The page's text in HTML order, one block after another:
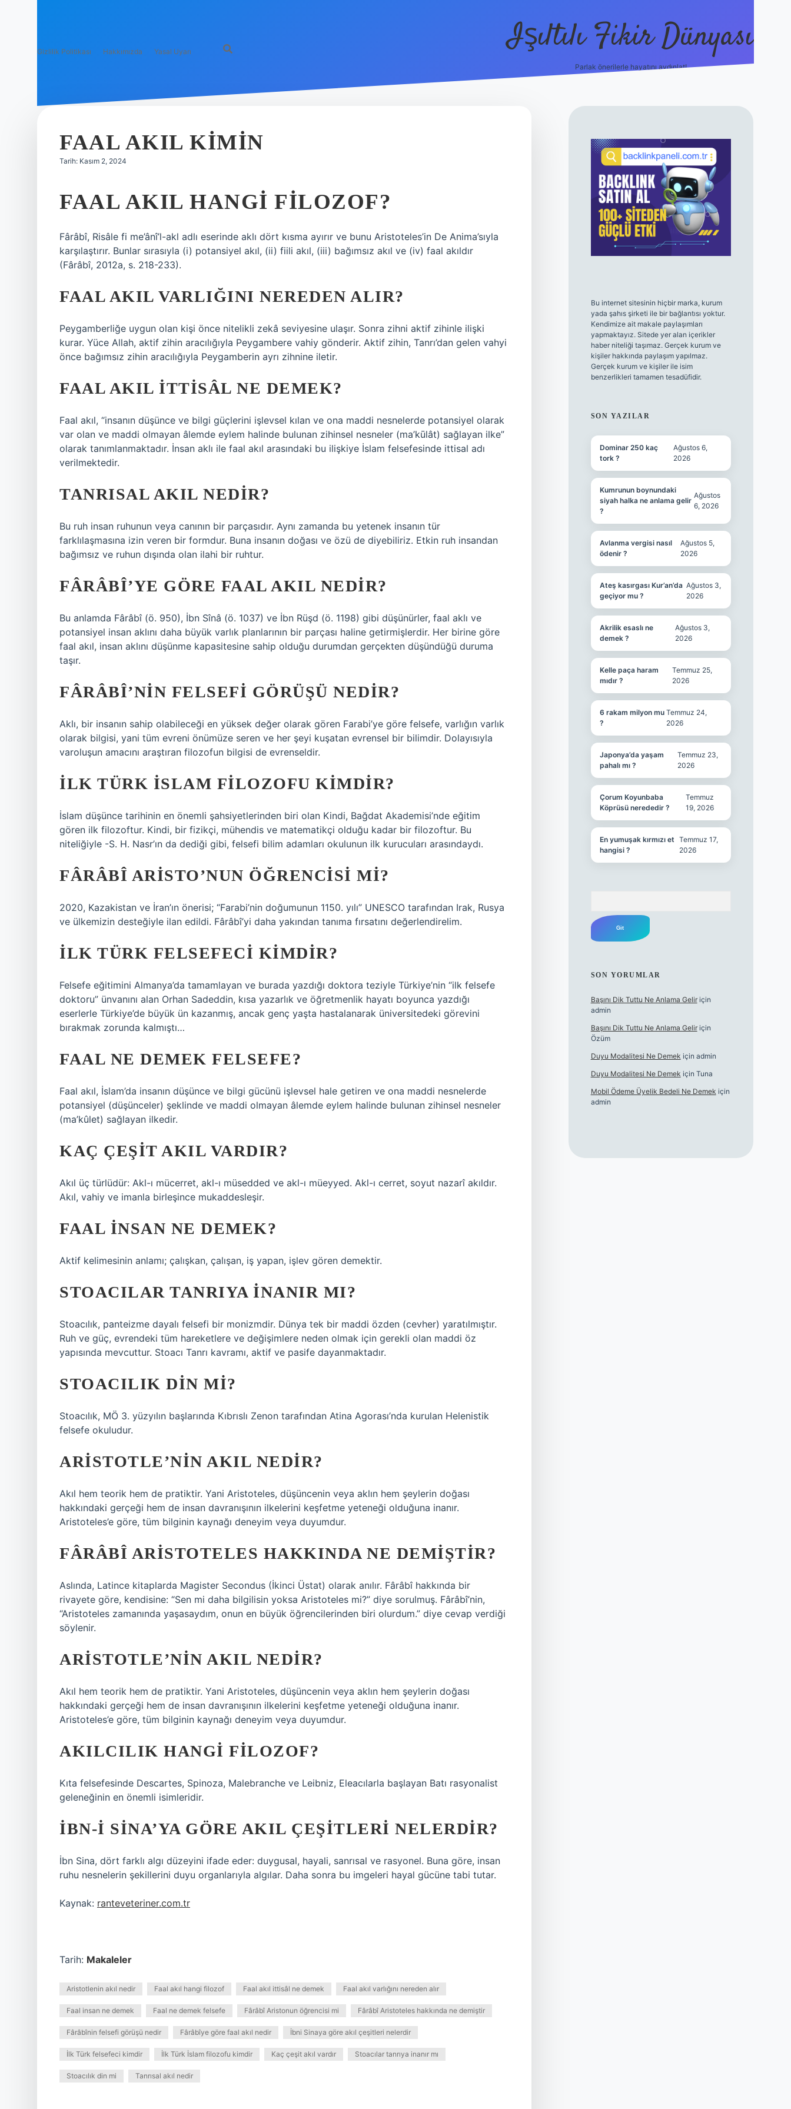
Gizlilik Politikası Hakkımızda Yasal Uyarı Işıltılı Fikir Dünyası
Parlak önerilerle hayatını aydınlat!
FAAL AKIL KIMIN
Tarih: Kasım 2, 2024
FAAL AKIL HANGI FILOZOF?
Fârâbî, Risâle fi me’ânî’l-akl adlı eserinde aklı dört kısma ayırır ve bunu Aristoteles’in De Anima’sıyla
karşılaştırır. Bunlar sırasıyla (i) potansiyel akıl, (ii) fiili akıl, (iii) bağımsız akıl ve (iv) faal akıldır
(Fârâbî, 2012a, s. 218-233).
FAAL AKIL VARLIĞINI NEREDEN ALIR?
Peygamberliğe uygun olan kişi önce nitelikli zekâ seviyesine ulaşır. Sonra zihni aktif zihinle ilişki
kurar. Yüce Allah, aktif zihin aracılığıyla Peygambere vahiy gönderir. Aktif zihin, Tanrı’dan gelen vahyi
önce bağımsız zihin aracılığıyla Peygamberin ayrı zihnine iletir.
FAAL AKIL ITTISÂL NE DEMEK?
Faal akıl, “insanın düşünce ve bilgi güçlerini işlevsel kılan ve ona maddi nesnelerde potansiyel olarak
var olan ve maddi olmayan âlemde eylem halinde bulunan zihinsel nesneler (ma’kūlât) sağlayan ilke”
olarak tanımlanmaktadır. İnsan aklı ile faal akıl arasındaki bu ilişkiye İslam felsefesinde ittisal adı
verilmektedir.
TANRISAL AKIL NEDIR?
Bu ruh insan ruhunun veya canının bir parçasıdır. Aynı zamanda bu yetenek insanın tür
farklılaşmasına izin veren bir formdur. Buna insanın doğası ve özü de diyebiliriz. Etkin ruh insandan
bağımsız ve ruhun dışında olan ilahi bir ruhtur.
FÂRÂBÎ’YE GÖRE FAAL AKIL NEDIR?
Bu anlamda Fârâbî (ö. 950), İbn Sînâ (ö. 1037) ve İbn Rüşd (ö. 1198) gibi düşünürler, faal aklı ve
potansiyel insan aklını daha büyük varlık planlarının bir parçası haline getirmişlerdir. Her birine göre
faal akıl, insan aklını düşünme kapasitesine sahip olduğu durumdan gerçekten düşündüğü duruma
taşır.
FÂRÂBÎ’NIN FELSEFI GÖRÜŞÜ NEDIR?
Aklı, bir insanın sahip olabileceği en yüksek değer olarak gören Farabi’ye göre felsefe, varlığın varlık
olarak bilgisi, yani tüm evreni önümüze seren ve her şeyi kuşatan evrensel bir bilimdir. Dolayısıyla
varoluşun amacını araştıran filozofun bilgisi de evrenseldir.
İLK TÜRK İSLAM FILOZOFU KIMDIR?
İslam düşünce tarihinin en önemli şahsiyetlerinden biri olan Kindi, Bağdat Akademisi’nde eğitim
gören ilk filozoftur. Kindi, bir fizikçi, mühendis ve matematikçi olduğu kadar bir filozoftur. Bu
niteliğiyle -S. H. Nasr’ın da dediği gibi, felsefi bilim adamları okulunun ilk kurucuları arasındaydı.
FÂRÂBÎ ARISTO’NUN ÖĞRENCISI MI?
2020, Kazakistan ve İran’ın önerisi; “Farabi’nin doğumunun 1150. yılı” UNESCO tarafından Irak, Rusya
ve ülkemizin desteğiyle ilan edildi. Fârâbî’yi daha yakından tanıma fırsatını değerlendirelim.
İLK TÜRK FELSEFECI KIMDIR?
Felsefe eğitimini Almanya’da tamamlayan ve burada yazdığı doktora teziyle Türkiye’nin “ilk felsefe
doktoru” ünvanını alan Orhan Sadeddin, kısa yazarlık ve öğretmenlik hayatı boyunca yazdığı
eserlerle Türkiye’de büyük ün kazanmış, ancak genç yaşta hastalanarak üniversitedeki görevini
bırakmak zorunda kalmıştı…
FAAL NE DEMEK FELSEFE?
Faal akıl, İslam’da insanın düşünce ve bilgi gücünü işlevsel hale getiren ve ona maddi nesnelerde
potansiyel (düşünceler) şeklinde ve maddi olmayan âlemde eylem halinde bulunan zihinsel nesneler
(ma’kûlet) sağlayan ilkedir.
KAÇ ÇEŞIT AKIL VARDIR?
Akıl üç türlüdür: Akl-ı mücerret, akl-ı müsedded ve akl-ı müeyyed. Akl-ı cerret, soyut nazarî akıldır.
Akıl, vahiy ve imanla birleşince mukaddesleşir.
FAAL INSAN NE DEMEK?
Aktif kelimesinin anlamı; çalışkan, çalışan, iş yapan, işlev gören demektir.
STOACILAR TANRIYA INANIR MI?
Stoacılık, panteizme dayalı felsefi bir monizmdir. Dünya tek bir maddi özden (cevher) yaratılmıştır.
Ruh ve güç, evrendeki tüm hareketlere ve değişimlere neden olmak için gerekli olan maddi öz
yapısında mevcuttur. Stoacı Tanrı kavramı, aktif ve pasife dayanmaktadır.
STOACILIK DIN MI?
Stoacılık, MÖ 3. yüzyılın başlarında Kıbrıslı Zenon tarafından Atina Agorası’nda kurulan Helenistik
felsefe okuludur.
ARISTOTLE’NIN AKIL NEDIR?
Akıl hem teorik hem de pratiktir. Yani Aristoteles, düşüncenin veya aklın hem şeylerin doğası
hakkındaki gerçeği hem de insan davranışının ilkelerini keşfetme yeteneği olduğuna inanır.
Aristoteles’e göre, tüm bilginin kaynağı deneyim veya duyumdur.
FÂRÂBÎ ARISTOTELES HAKKINDA NE DEMIŞTIR?
Aslında, Latince kitaplarda Magister Secondus (İkinci Üstat) olarak anılır. Fârâbî hakkında bir
rivayete göre, kendisine: “Sen mi daha bilgilisin yoksa Aristoteles mi?” diye sorulmuş. Fârâbî’nin,
“Aristoteles zamanında yaşasaydım, onun en büyük öğrencilerinden biri olurdum.” diye cevap verdiği
söylenir.
ARISTOTLE’NIN AKIL NEDIR?
Akıl hem teorik hem de pratiktir. Yani Aristoteles, düşüncenin veya aklın hem şeylerin doğası
hakkındaki gerçeği hem de insan davranışının ilkelerini keşfetme yeteneği olduğuna inanır.
Aristoteles’e göre, tüm bilginin kaynağı deneyim veya duyumdur.
AKILCILIK HANGI FILOZOF?
Kıta felsefesinde Descartes, Spinoza, Malebranche ve Leibniz, Eleacılarla başlayan Batı rasyonalist
geleneğinin en önemli isimleridir.
İBN-I SINA’YA GÖRE AKIL ÇEŞITLERI NELERDIR?
İbn Sina, dört farklı algı düzeyini ifade eder: duygusal, hayali, sanrısal ve rasyonel. Buna göre, insan
ruhu nesnelerin şekillerini duyu organlarıyla algılar. Daha sonra bu imgeleri hayal gücüne tabi tutar.
Kaynak: ranteveteriner.com.tr
Tarih: Makaleler
Aristotlenin akıl nedir Faal akıl hangi filozof Faal akıl ittisâl ne demek Faal akıl varlığını nereden alır
Faal insan ne demek Faal ne demek felsefe Fârâbî Aristonun öğrencisi mi Fârâbî Aristoteles hakkında ne demiştir
Fârâbînin felsefi görüşü nedir Fârâbîye göre faal akıl nedir İbni Sinaya göre akıl çeşitleri nelerdir
İlk Türk felsefeci kimdir İlk Türk İslam filozofu kimdir Kaç çeşit akıl vardır Stoacılar tanrıya inanır mı
Stoacılık din mi Tanrısal akıl nedir
SIDEBAR
Bu internet sitesinin hiçbir marka, kurum
yada şahıs şirketi ile bir bağlantısı yoktur.
Kendimize ait makale paylaşımları
yapmaktayız. Sitede yer alan içerikler
haber niteliği taşımaz. Gerçek kurum ve
kişiler hakkında paylaşım yapılmaz.
Gerçek kurum ve kişiler ile isim
benzerlikleri tamamen tesadüfidir.
SON YAZILAR
Dominar 250 kaç
tork ?
Ağustos 6,
2026
Kumrunun boynundaki
siyah halka ne anlama gelir
?
Ağustos
6, 2026
Avlanma vergisi nasıl
ödenir ?
Ağustos 5,
2026
Ateş kasırgası Kur’an’da
geçiyor mu ?
Ağustos 3,
2026
Akrilik esaslı ne
demek ?
Ağustos 3,
2026
Kelle paça haram
mıdır ?
Temmuz 25,
2026
6 rakam milyon mu
?
Temmuz 24,
2026
Japonya’da yaşam
pahalı mı ?
Temmuz 23,
2026
Çorum Koyunbaba
Köprüsü nerededir ?
Temmuz
19, 2026
En yumuşak kırmızı et
hangisi ?
Temmuz 17,
2026
SON YORUMLAR
Başını Dik Tuttu Ne Anlama Geliriçin
admin
Başını Dik Tuttu Ne Anlama Geliriçin
Özüm
Duyu Modalitesi Ne Demek için admin
Duyu Modalitesi Ne Demek için Tuna
Mobil Ödeme Üyelik Bedeli Ne Demek için
admin
ilbet canlı maç